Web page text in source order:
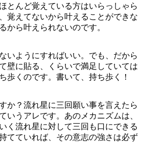
とんど覚えている方はいらっしゃら
覚えてないから叶えることができな
から叶えられないのです。
いようにすればいい。でも、だから
壁に貼る、くらいで満足していては
歩くのです。書いて、持ち歩く！
か？流れ星に三回願い事を言えたら
いうアレです。あのメカニズムは、
く流れ星に対して三回も口にできる
てていれば、その意志の強さは必ず